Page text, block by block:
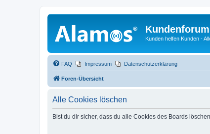
Kundenforum
Kunden helfen Kunden -
FAQ Impressum Datenschutzerklärung
Foren-Übersicht
Alle Cookies löschen
Bist du dir sicher, dass du alle Cookies des Boards